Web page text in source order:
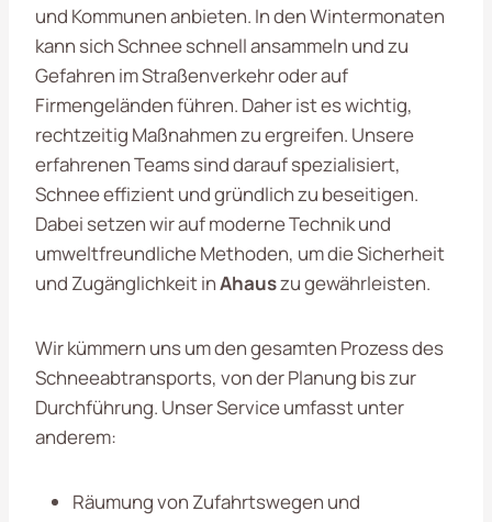
und Kommunen anbieten. In den Wintermonaten
kann sich Schnee schnell ansammeln und zu
Gefahren im Straßenverkehr oder auf
Firmengeländen führen. Daher ist es wichtig,
rechtzeitig Maßnahmen zu ergreifen. Unsere
erfahrenen Teams sind darauf spezialisiert,
Schnee effizient und gründlich zu beseitigen.
Dabei setzen wir auf moderne Technik und
umweltfreundliche Methoden, um die Sicherheit
und Zugänglichkeit inAhauszu gewährleisten.
Wir kümmern uns um den gesamten Prozess des
Schneeabtransports, von der Planung bis zur
Durchführung. Unser Service umfasst unter
anderem:
Räumung von Zufahrtswegen und